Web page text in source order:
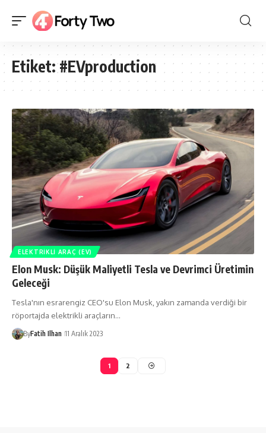
Etiket:#EVproduction
ELEKTRIKLI ARAÇ (EV)
Elon Musk: Düşük Maliyetli Tesla ve Devrimci Üretimin
Geleceği
Tesla'nın esrarengiz CEO'su Elon Musk, yakın zamanda verdiği bir
röportajda elektrikli araçların…
ByFatih Ilhan 11 Aralık 2023
1 2